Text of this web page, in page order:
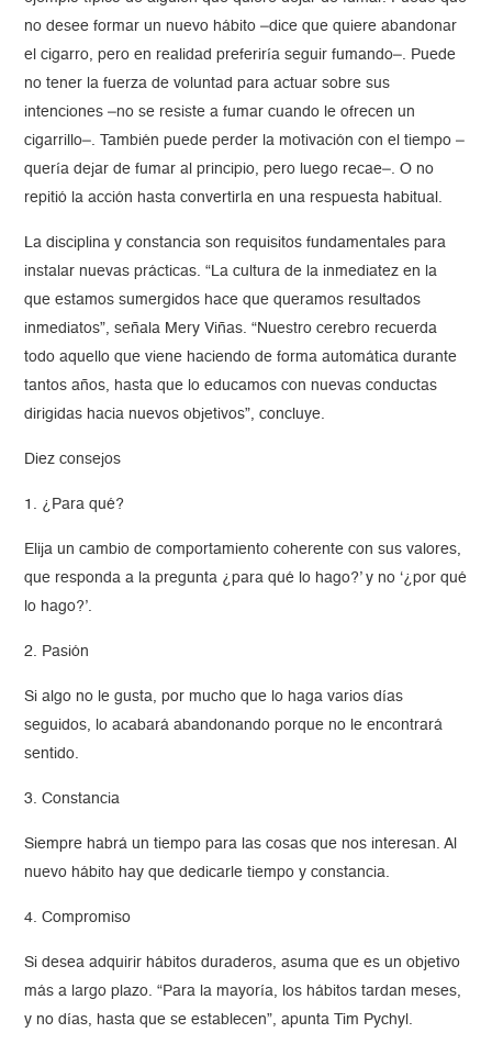
no desee formar un nuevo hábito –dice que quiere abandonar
el cigarro, pero en realidad preferiría seguir fumando–. Puede
no tener la fuerza de voluntad para actuar sobre sus
intenciones –no se resiste a fumar cuando le ofrecen un
cigarrillo–. También puede perder la motivación con el tiempo –
quería dejar de fumar al principio, pero luego recae–. O no
repitió la acción hasta convertirla en una respuesta habitual.
La disciplina y constancia son requisitos fundamentales para
instalar nuevas prácticas. “La cultura de la inmediatez en la
que estamos sumergidos hace que queramos resultados
inmediatos”, señala Mery Viñas. “Nuestro cerebro recuerda
todo aquello que viene haciendo de forma automática durante
tantos años, hasta que lo educamos con nuevas conductas
dirigidas hacia nuevos objetivos”, concluye.
Diez consejos
1. ¿Para qué?
Elija un cambio de comportamiento coherente con sus valores,
que responda a la pregunta ¿para qué lo hago?’ y no ‘¿por qué
lo hago?’.
2. Pasión
Si algo no le gusta, por mucho que lo haga varios días
seguidos, lo acabará abandonando porque no le encontrará
sentido.
3. Constancia
Siempre habrá un tiempo para las cosas que nos interesan. Al
nuevo hábito hay que dedicarle tiempo y constancia.
4. Compromiso
Si desea adquirir hábitos duraderos, asuma que es un objetivo
más a largo plazo. “Para la mayoría, los hábitos tardan meses,
y no días, hasta que se establecen”, apunta Tim Pychyl.